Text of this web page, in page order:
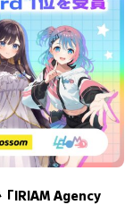
IRIAM Agency